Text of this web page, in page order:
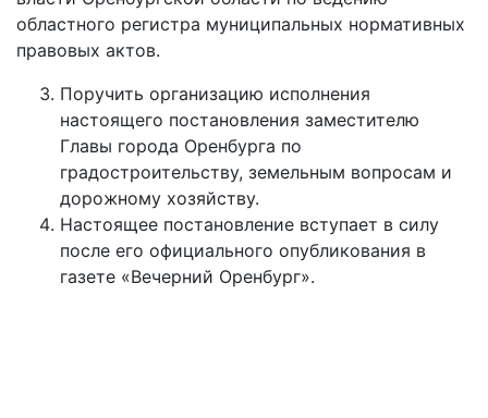
областного регистра муниципальных нормативных
правовых актов.
Поручить организацию исполнения
настоящего постановления заместителю
Главы города Оренбурга по
градостроительству, земельным вопросам и
дорожному хозяйству.
Настоящее постановление вступает в силу
после его официального опубликования в
газете «Вечерний Оренбург».